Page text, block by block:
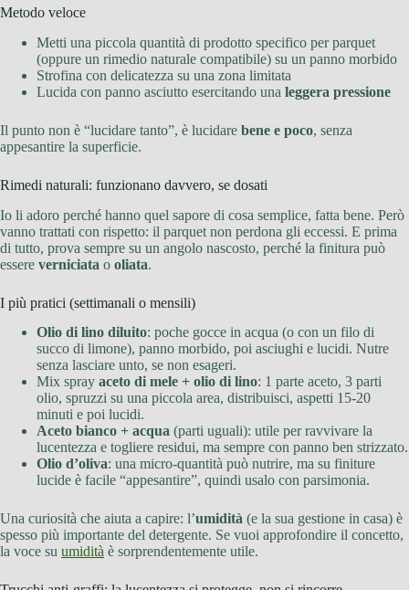
Metodo veloce
Metti una piccola quantità di prodotto specifico per parquet
(oppure un rimedio naturale compatibile) su un panno morbido
Strofina con delicatezza su una zona limitata
Lucida con panno asciutto esercitando una leggera pressione
Il punto non è “lucidare tanto”, è lucidare bene e poco, senza
appesantire la superficie.
Rimedi naturali: funzionano davvero, se dosati
Io li adoro perché hanno quel sapore di cosa semplice, fatta bene. Però
vanno trattati con rispetto: il parquet non perdona gli eccessi. E prima
di tutto, prova sempre su un angolo nascosto, perché la finitura può
essere verniciata o oliata.
I più pratici (settimanali o mensili)
Olio di lino diluito: poche gocce in acqua (o con un filo di
succo di limone), panno morbido, poi asciughi e lucidi. Nutre
senza lasciare unto, se non esageri.
Mix spray aceto di mele + olio di lino: 1 parte aceto, 3 parti
olio, spruzzi su una piccola area, distribuisci, aspetti 15-20
minuti e poi lucidi.
Aceto bianco + acqua (parti uguali): utile per ravvivare la
lucentezza e togliere residui, ma sempre con panno ben strizzato.
Olio d’oliva: una micro-quantità può nutrire, ma su finiture
lucide è facile “appesantire”, quindi usalo con parsimonia.
Una curiosità che aiuta a capire: l’umidità (e la sua gestione in casa) è
spesso più importante del detergente. Se vuoi approfondire il concetto,
la voce su umidità è sorprendentemente utile.